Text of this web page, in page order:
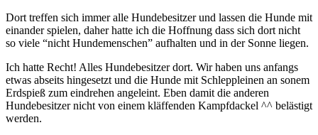
Dort treffen sich immer alle Hundebesitzer und lassen die Hunde mit
einander spielen, daher hatte ich die Hoffnung dass sich dort nicht
so viele “nicht Hundemenschen” aufhalten und in der Sonne liegen.
Ich hatte Recht! Alles Hundebesitzer dort. Wir haben uns anfangs
etwas abseits hingesetzt und die Hunde mit Schleppleinen an sonem
Erdspieß zum eindrehen angeleint. Eben damit die anderen
Hundebesitzer nicht von einem kläffenden Kampfdackel ^^ belästigt
werden.